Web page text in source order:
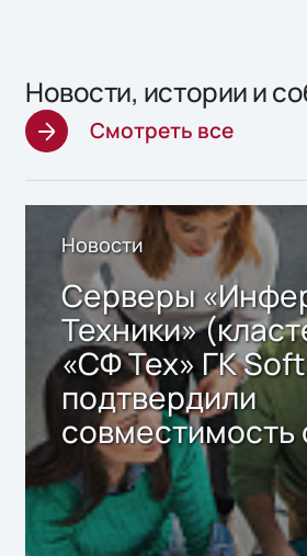
Новости, истории и
Смотреть все
Новости
Серверы
Техники»
«СФ Тех» ГК
подтвердили
совместимость
решением Sharx
Storage 2.x для
хранения